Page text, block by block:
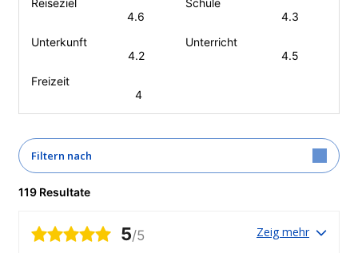
Reiseziel
4.6
Schule
4.3
Unterkunft
4.2
Unterricht
4.5
Freizeit
4
Filtern nach
119 Resultate
5/5 Zeig mehr